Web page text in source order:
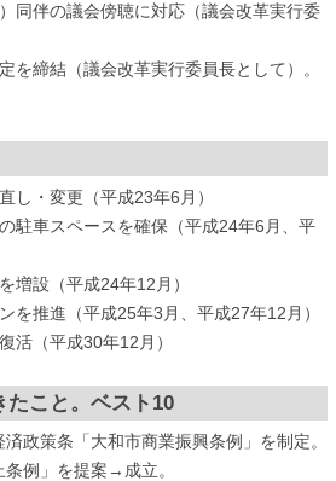
同伴の議会傍聴に対応（議会改革実行委
を締結（議会改革実行委員長として）。
し・変更（平成23年6月）
駐車スペースを確保（平成24年6月、平
増設（平成24年12月）
を推進（平成25年3月、平成27年12月）
活（平成30年12月）
こと。ベスト10
政策条「大和市商業振興条例」を制定。
例」を提案→成立。